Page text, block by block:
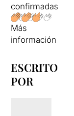
confirmadas
Más
información
ESCRITO
POR